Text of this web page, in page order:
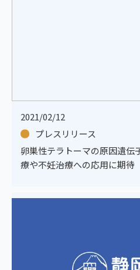
2021/02/12
プレスリリース
卵巣性テラトーマの原因遺伝
療や不妊治療への応用に期待